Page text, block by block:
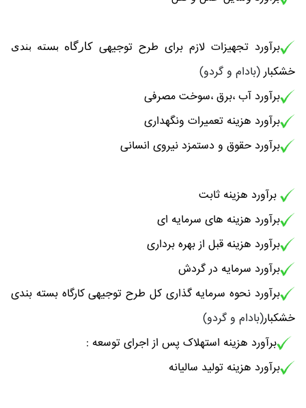
برآورد تجهیزات لازم برای طرح توجیهی کارگاه بسته بندی
خشکبار(بادام و گردو)
برآورد آب ،برق ،سوخت مصرفی
برآورد هزینه تعمیرات ونگهداری
برآورد حقوق و دستمزد نیروی انسانی
برآورد هزینه ثابت
برآورد هزینه های سرمایه ای
برآورد هزینه قبل از بهره برداری
برآورد سرمایه در گردش
برآورد نحوه سرمایه گذاری کل طرح توجیهی کارگاه بسته بندی
خشکبار(بادام و گردو)
برآورد هزینه استهلاک پس از اجرای توسعه :
برآورد هزینه تولید سالیانه